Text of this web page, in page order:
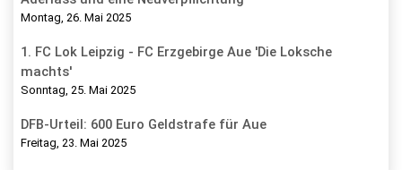
Montag, 26. Mai 2025
1. FC Lok Leipzig - FC Erzgebirge Aue 'Die Loksche
machts'
Sonntag, 25. Mai 2025
DFB-Urteil: 600 Euro Geldstrafe für Aue
Freitag, 23. Mai 2025